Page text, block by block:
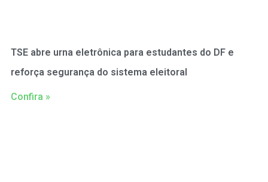
TSE abre urna eletrônica para estudantes do DF e
reforça segurança do sistema eleitoral
Confira »